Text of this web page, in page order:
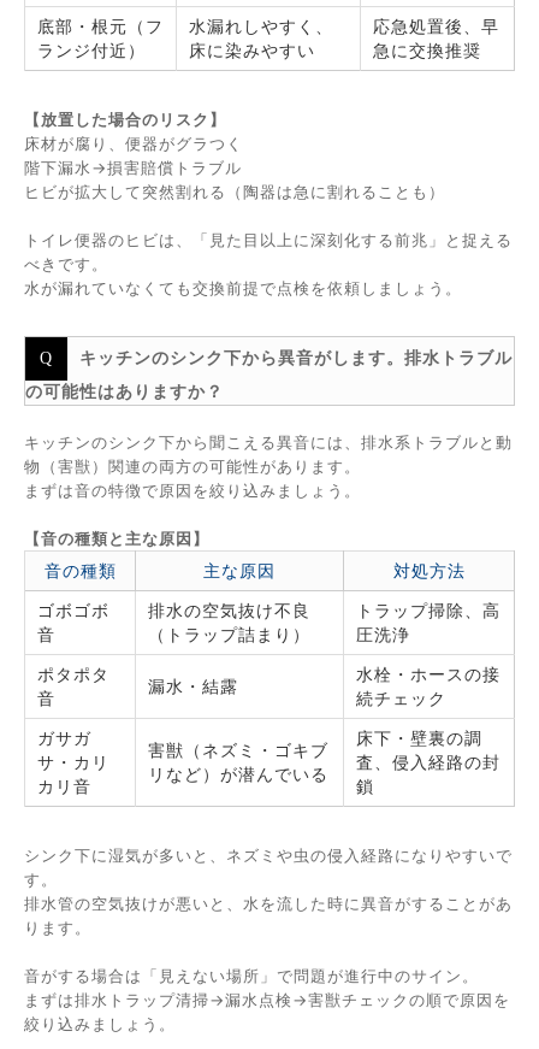
底部・根元（フ
ランジ付近）
水漏れしやすく、
床に染みやすい
応急処置後、早
急に交換推奨
【放置した場合のリスク】
床材が腐り、便器がグラつく
階下漏水→損害賠償トラブル
ヒビが拡大して突然割れる（陶器は急に割れることも）
トイレ便器のヒビは、「見た目以上に深刻化する前兆」と捉える
べきです。
水が漏れていなくても交換前提で点検を依頼しましょう。
キッチンのシンク下から異音がします。排水トラブル
の可能性はありますか？
キッチンのシンク下から聞こえる異音には、排水系トラブルと動
物（害獣）関連の両方の可能性があります。
まずは音の特徴で原因を絞り込みましょう。
【音の種類と主な原因】
音の種類 主な原因
対処方法
ゴボゴボ
音
排水の空気抜け不良
（トラップ詰まり）
トラップ掃除、高
圧洗浄
ポタポタ
音
漏水・結露
水栓・ホースの接
続チェック
ガサガ
サ・カリ
カリ音
害獣（ネズミ・ゴキブ
リなど）が潜んでいる
床下・壁裏の調
査、侵入経路の封
鎖
シンク下に湿気が多いと、ネズミや虫の侵入経路になりやすいで
す。
排水管の空気抜けが悪いと、水を流した時に異音がすることがあ
ります。
音がする場合は「見えない場所」で問題が進行中のサイン。
まずは排水トラップ清掃→漏水点検→害獣チェックの順で原因を
絞り込みましょう。